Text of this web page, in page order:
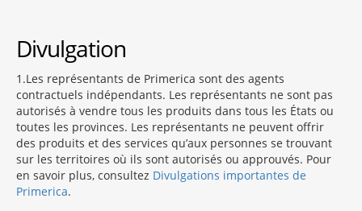
Divulgation
1 Les représentants de Primerica sont des agents
contractuels indépendants. Les représentants ne sont pas
autorisés à vendre tous les produits dans tous les États ou
toutes les provinces. Les représentants ne peuvent offrir
des produits et des services qu’aux personnes se trouvant
sur les territoires où ils sont autorisés ou approuvés. Pour
en savoir plus, consultez Divulgations importantes de
Primerica.